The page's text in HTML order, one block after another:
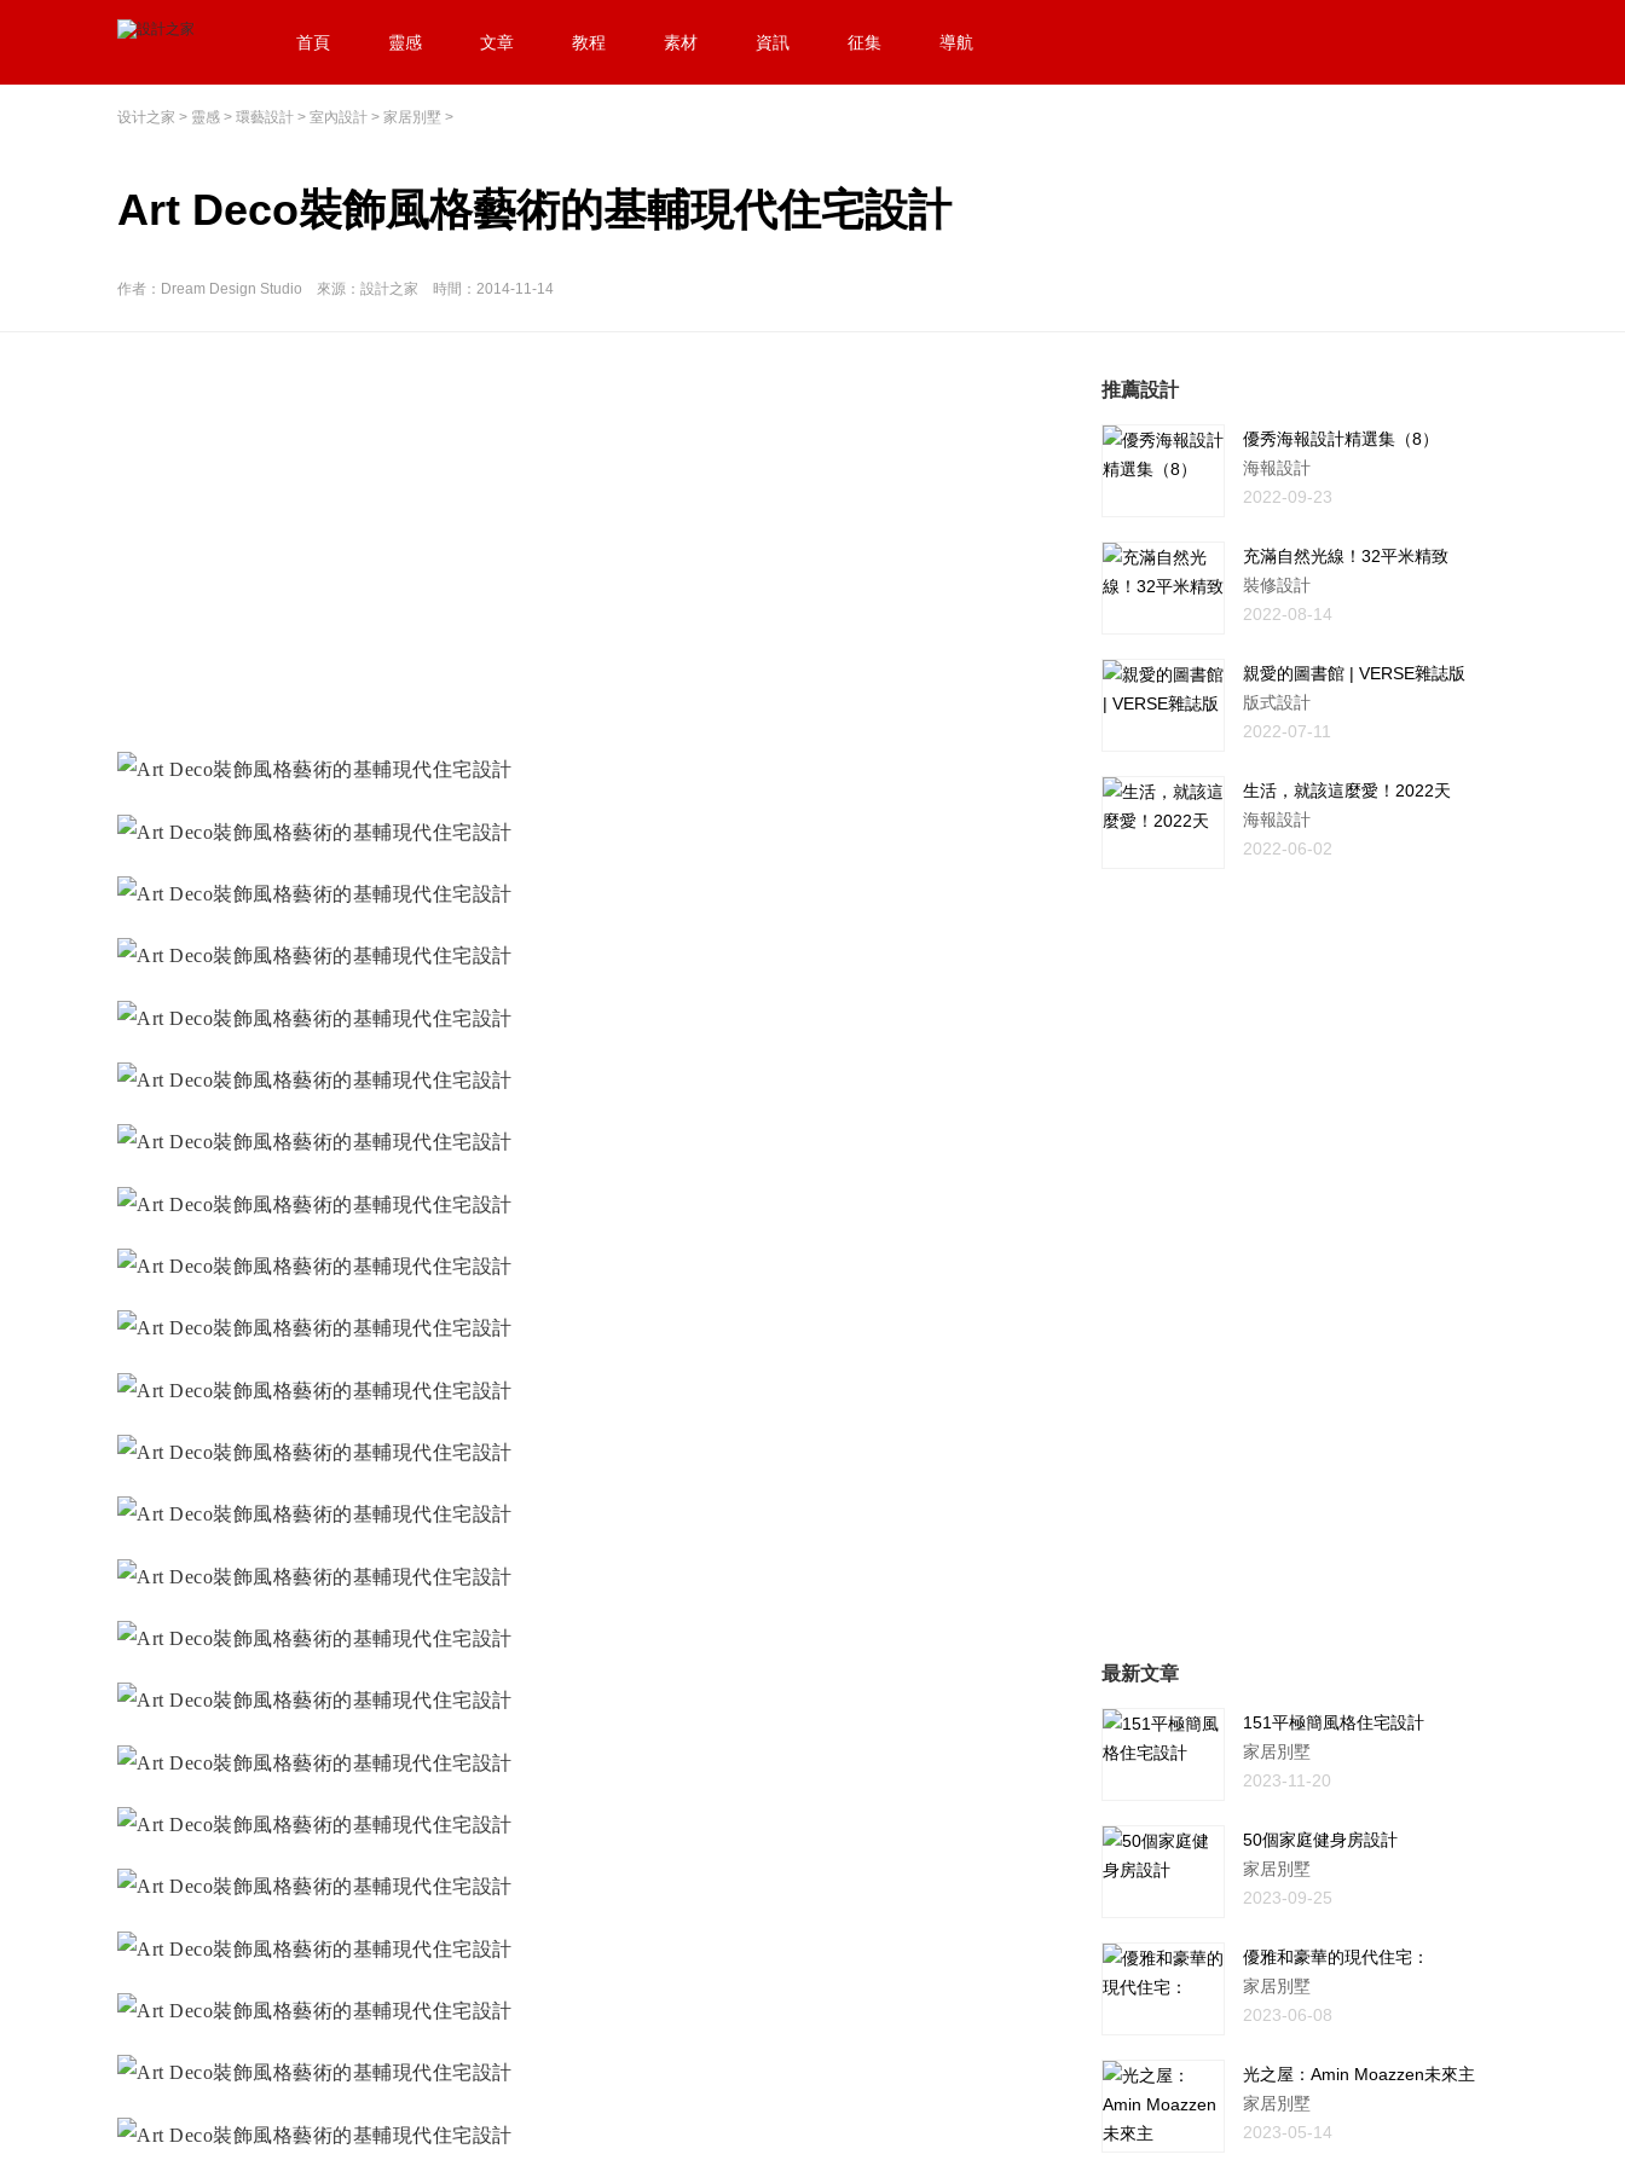
首頁 靈感 文章 教程 素材 資訊 征集 導航
设计之家 > 靈感 > 環藝設計 > 室內設計 > 家居別墅 >
Art Deco裝飾風格藝術的基輔現代住宅設計
作者：Dream Design Studio 來源：設計之家 時間：2014-11-14
推薦設計
優秀海報設計精選集（8）
海報設計
2022-09-23
充滿自然光線！32平米精致
裝修設計
2022-08-14
親愛的圖書館 | VERSE雜誌版
版式設計
2022-07-11
生活，就該這麼愛！2022天
海報設計
2022-06-02
最新文章
151平極簡風格住宅設計
家居別墅
2023-11-20
50個家庭健身房設計
家居別墅
2023-09-25
優雅和豪華的現代住宅：
家居別墅
2023-06-08
光之屋：Amin Moazzen未來主
家居別墅
2023-05-14